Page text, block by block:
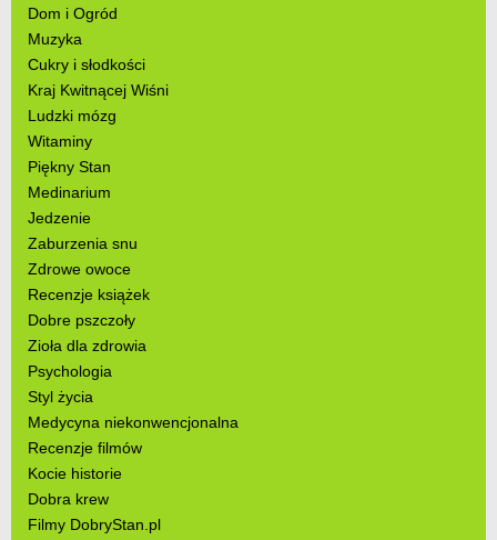
Dom i Ogród
Muzyka
Cukry i słodkości
Kraj Kwitnącej Wiśni
Ludzki mózg
Witaminy
Piękny Stan
Medinarium
Jedzenie
Zaburzenia snu
Zdrowe owoce
Recenzje książek
Dobre pszczoły
Zioła dla zdrowia
Psychologia
Styl życia
Medycyna niekonwencjonalna
Recenzje filmów
Kocie historie
Dobra krew
Filmy DobryStan.pl